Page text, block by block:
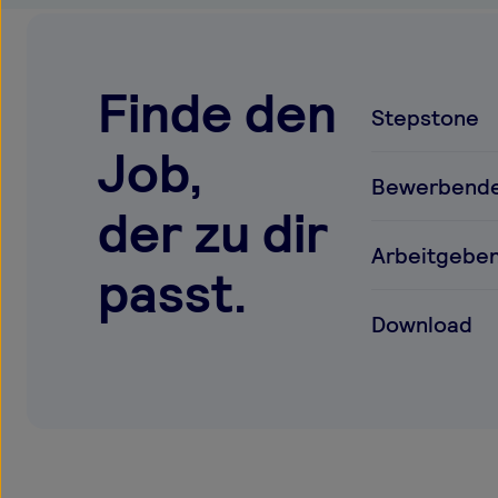
Finde den
Job,
der zu dir
passt.
Stepstone
Download